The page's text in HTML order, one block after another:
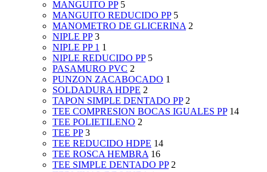
MANGUITO PP 5
MANGUITO REDUCIDO PP 5
MANOMETRO DE GLICERINA 2
NIPLE PP 3
NIPLE PP 1 1
NIPLE REDUCIDO PP 5
PASAMURO PVC 2
PUNZON ZACABOCADO 1
SOLDADURA HDPE 2
TAPON SIMPLE DENTADO PP 2
TEE COMPRESION BOCAS IGUALES PP 14
TEE POLIETILENO 2
TEE PP 3
TEE REDUCIDO HDPE 14
TEE ROSCA HEMBRA 16
TEE SIMPLE DENTADO PP 2